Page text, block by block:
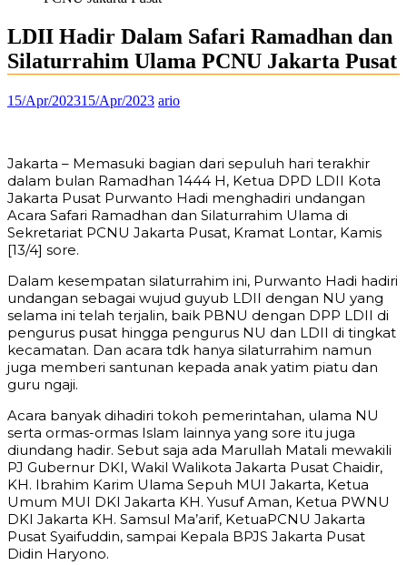
LDII Hadir Dalam Safari Ramadhan dan
Silaturrahim Ulama PCNU Jakarta Pusat
15/Apr/202315/Apr/2023 ario
Jakarta – Memasuki bagian dari sepuluh hari terakhir
dalam bulan Ramadhan 1444 H, Ketua DPD LDII Kota
Jakarta Pusat Purwanto Hadi menghadiri undangan
Acara Safari Ramadhan dan Silaturrahim Ulama di
Sekretariat PCNU Jakarta Pusat, Kramat Lontar, Kamis
[13/4] sore.
Dalam kesempatan silaturrahim ini, Purwanto Hadi hadiri
undangan sebagai wujud guyub LDII dengan NU yang
selama ini telah terjalin, baik PBNU dengan DPP LDII di
pengurus pusat hingga pengurus NU dan LDII di tingkat
kecamatan. Dan acara tdk hanya silaturrahim namun
juga memberi santunan kepada anak yatim piatu dan
guru ngaji.
Acara banyak dihadiri tokoh pemerintahan, ulama NU
serta ormas-ormas Islam lainnya yang sore itu juga
diundang hadir. Sebut saja ada Marullah Matali mewakili
PJ Gubernur DKI, Wakil Walikota Jakarta Pusat Chaidir,
KH. Ibrahim Karim Ulama Sepuh MUI Jakarta, Ketua
Umum MUI DKI Jakarta KH. Yusuf Aman, Ketua PWNU
DKI Jakarta KH. Samsul Ma’arif, KetuaPCNU Jakarta
Pusat Syaifuddin, sampai Kepala BPJS Jakarta Pusat
Didin Haryono.